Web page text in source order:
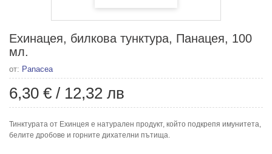
Ехинацея, билкова тунктура, Панацея, 100
мл.
от: Panacea
6,30 € / 12,32 лв
Тинктурата от Ехинцея е натурален продукт, който подкрепя имунитета,
белите дробове и горните дихателни пътища.